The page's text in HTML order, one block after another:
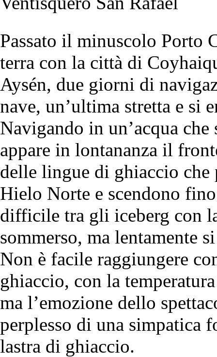
Passato il minuscolo Porto
terra con la città di
Aysén, due giorni di
nave, un’ultima stretta e si
Navigando in un’acqua
appare in lontananza il
delle lingue di ghiaccio che
Hielo Norte e scendono
difficile tra gli iceberg con
sommerso, ma lentamente
Non è facile raggiungere
ghiaccio, con la
ma l’emozione dello
perplesso di una simpatica
lastra di ghiaccio.